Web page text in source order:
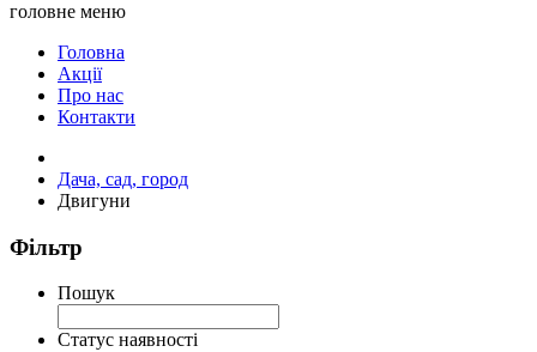
головне меню
Головна
Акції
Про нас
Контакти
Дача, сад, город
Двигуни
Фільтр
Пошук
Статус наявності